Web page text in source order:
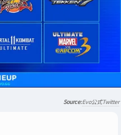
Evo公式Twitter